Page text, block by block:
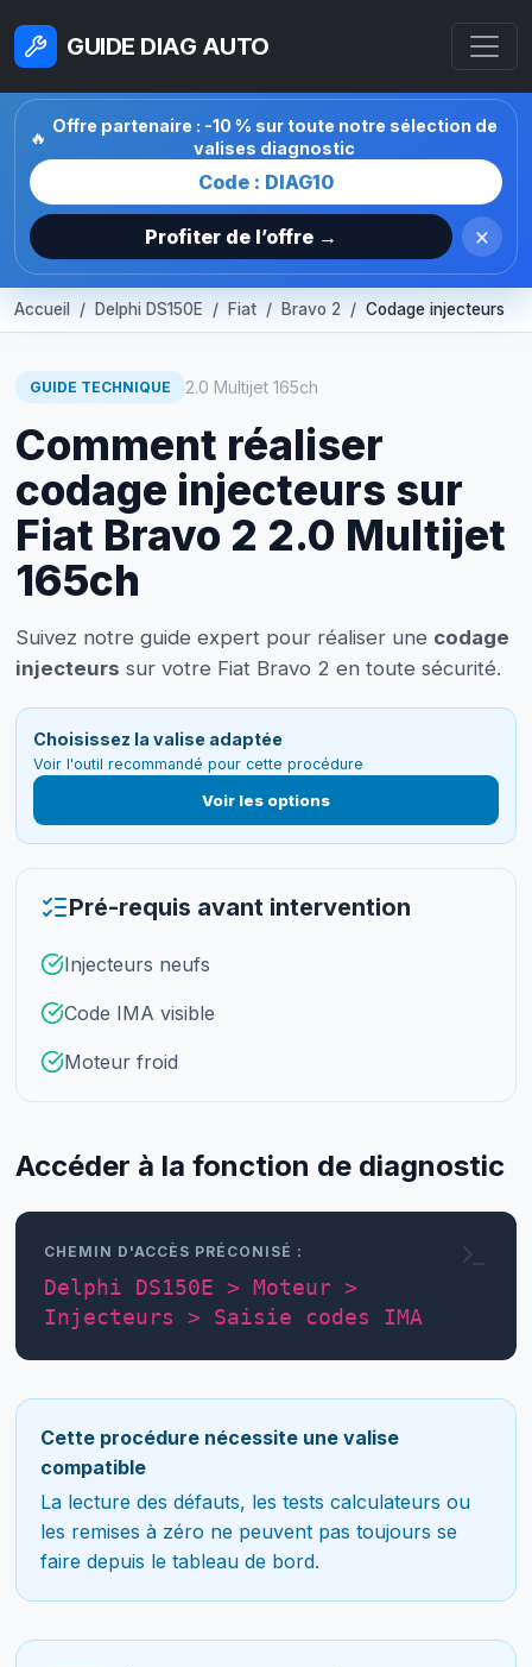
GUIDE DIAG AUTO
🔥
Offre partenaire : -10 % sur toute notre sélection de
valises diagnostic
Code : DIAG10
Profiter de l’offre → ×
Accueil Delphi DS150E Fiat Bravo 2 Codage injecteurs
GUIDE TECHNIQUE 2.0 Multijet 165ch
Comment réaliser
codage injecteurs sur
Fiat Bravo 2 2.0 Multijet
165ch
Suivez notre guide expert pour réaliser une codage
injecteurs sur votre Fiat Bravo 2 en toute sécurité.
Choisissez la valise adaptée
Voir l'outil recommandé pour cette procédure
Voir les options
Pré-requis avant intervention
Injecteurs neufs
Code IMA visible
Moteur froid
Accéder à la fonction de diagnostic
CHEMIN D'ACCÈS PRÉCONISÉ :
Delphi DS150E > Moteur >
Injecteurs > Saisie codes IMA
Cette procédure nécessite une valise
compatible
La lecture des défauts, les tests calculateurs ou
les remises à zéro ne peuvent pas toujours se
faire depuis le tableau de bord.